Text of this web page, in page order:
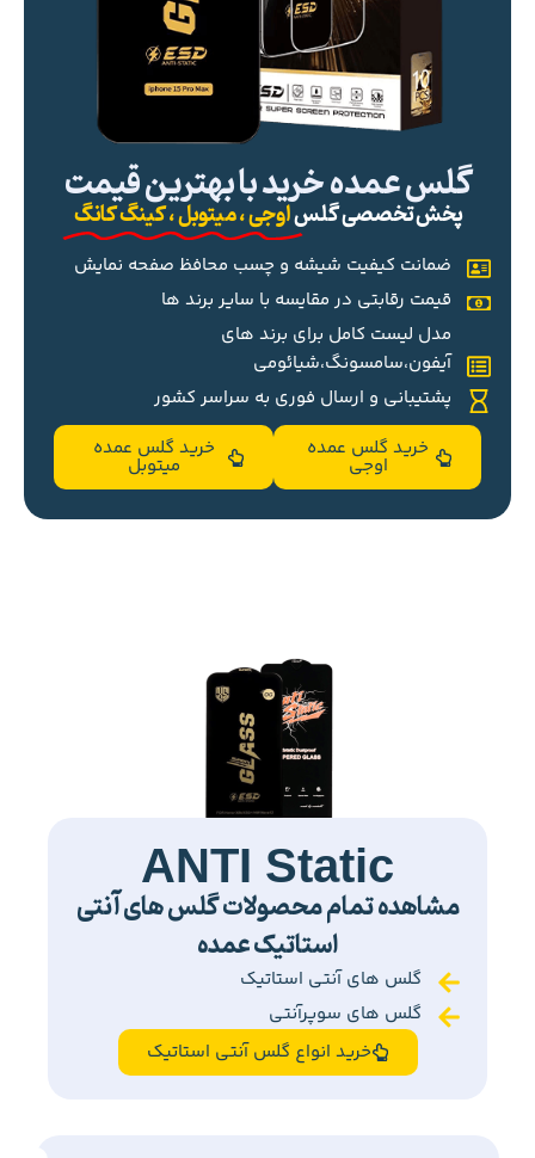
گلس عمده خرید با بهترین قیمت
پخش تخصصی گلساوجی ، میتوبل ، کینگ کانگ
ضمانت کیفیت شیشه و چسب محافظ صفحه نمایش
قیمت رقابتی در مقایسه با سایر برند ها
مدل لیست کامل برای برند های
آیفون،سامسونگ،شیائومی
پشتیبانی و ارسال فوری به سراسر کشور
خرید گلس عمده
اوجی
خرید گلس عمده
میتوبل
ANTI Static
مشاهده تمام محصولات گلس های آنتی
استاتیک عمده
گلس های آنتی استاتیک
گلس های سوپرآنتی
خرید انواع گلس آنتی استاتیک